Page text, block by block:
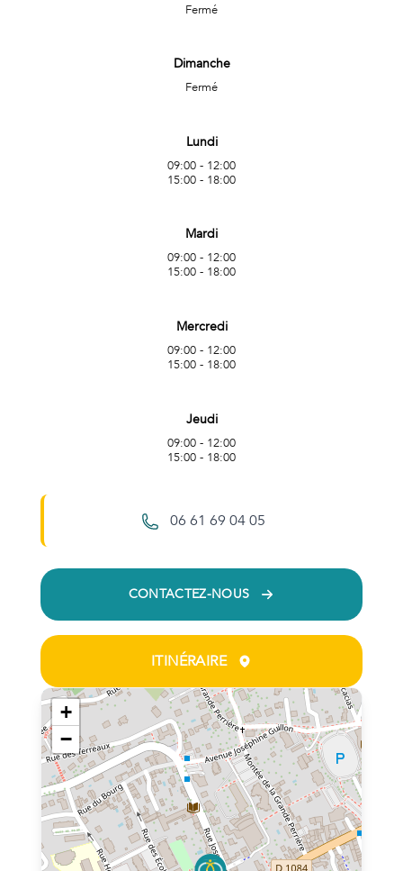
Fermé
Dimanche
Fermé
Lundi
09:00 - 12:00
15:00 - 18:00
Mardi
09:00 - 12:00
15:00 - 18:00
Mercredi
09:00 - 12:00
15:00 - 18:00
Jeudi
09:00 - 12:00
15:00 - 18:00
06 61 69 04 05
CONTACTEZ-NOUS
ITINÉRAIRE
+
−